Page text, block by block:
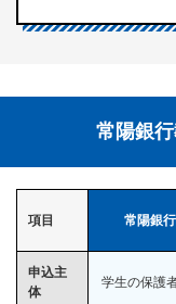
常陽銀
項目 常陽銀
申込主
体
学生の保護